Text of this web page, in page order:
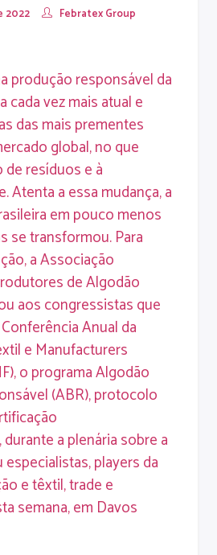
2022
Febratex Group
produção responsável da
cada vez mais atual e
das mais prementes
global, no que
de resíduos e à
Atenta a essa mudança, a
em pouco menos
se transformou. Para
a Associação
de Algodão
aos congressistas que
Anual da
e Manufacturers
o programa Algodão
(ABR), protocolo
a plenária sobre a
players da
e têxtil, trade e
semana, em Davos